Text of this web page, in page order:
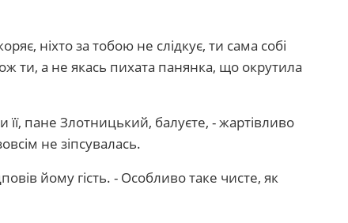
ніхто за тобою не слідкує, ти сама собі
ти, а не якась пихата панянка, що окрутила
її, пане Злотницький, балуєте, - жартівливо
не зіпсувалась.
йому гість. - Особливо таке чисте, як